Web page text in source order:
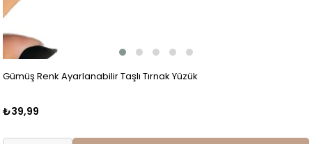
Gümüş Renk Ayarlanabilir Taşlı Tırnak Yüzük
₺39,99